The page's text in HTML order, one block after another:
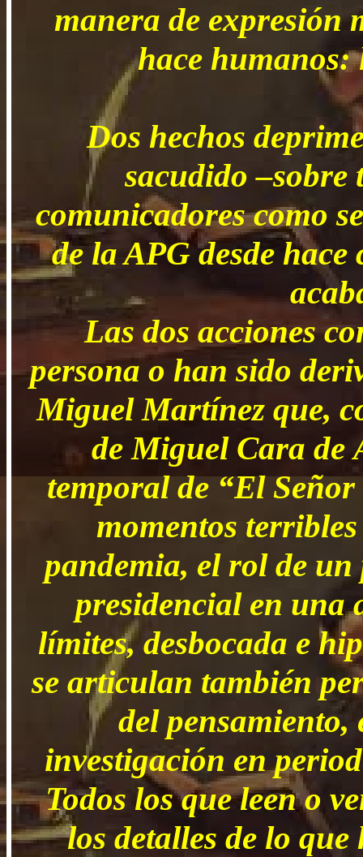
manera de expresión
hace humanos:
Dos hechos
sacudido –sobre
comunicadores como
de la APG desde
Las dos acciones
persona o han sido
Miguel Martínez que,
de Miguel Cara de
temporal de “El Señor
momentos
pandemia, el rol de
presidencial en una
límites, desbocada e
se articulan también
del
investigación en
Todos los que leen o
los detalles de lo